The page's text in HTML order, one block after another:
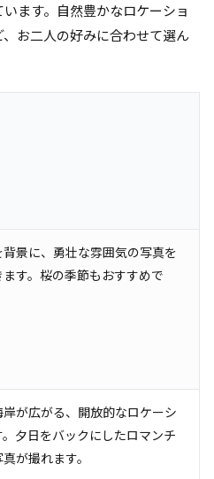
ます。自然豊かなロケーショ
お二人の好みに合わせて選ん
景に、勇壮な雰囲気の写真を
す。桜の季節もおすすめで
が広がる、開放的なロケーシ
。夕日をバックにしたロマンチ
が撮れます。